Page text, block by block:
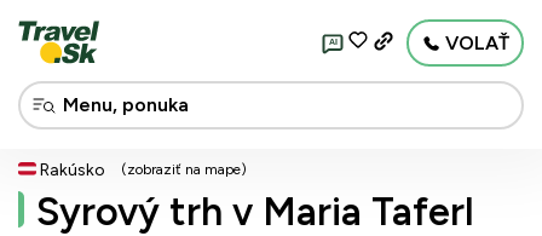
AI VOLAŤ
Rakúsko (zobraziť na mape)
Syrový trh v Maria Taferl